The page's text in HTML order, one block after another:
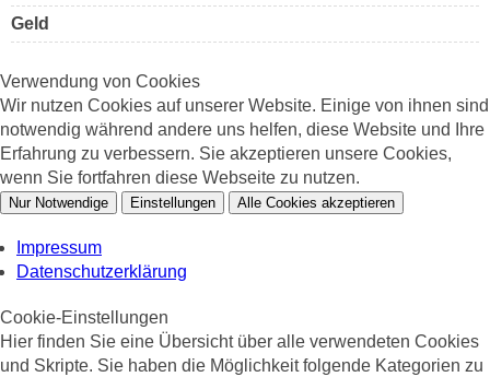
Geld
Verwendung von Cookies
Wir nutzen Cookies auf unserer Website. Einige von ihnen sind
notwendig während andere uns helfen, diese Website und Ihre
Erfahrung zu verbessern. Sie akzeptieren unsere Cookies,
wenn Sie fortfahren diese Webseite zu nutzen.
Nur Notwendige Einstellungen Alle Cookies akzeptieren
Impressum
Datenschutzerklärung
Cookie-Einstellungen
Hier finden Sie eine Übersicht über alle verwendeten Cookies
und Skripte. Sie haben die Möglichkeit folgende Kategorien zu